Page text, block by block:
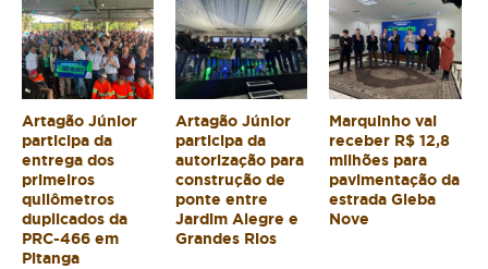
Artagão Júnior
participa da
entrega dos
primeiros
quilômetros
duplicados da
PRC-466 em
Pitanga
Artagão Júnior
participa da
autorização para
construção de
ponte entre
Jardim Alegre e
Grandes Rios
Marquinho vai
receber R$ 12,8
milhões para
pavimentação da
estrada Gleba
Nove